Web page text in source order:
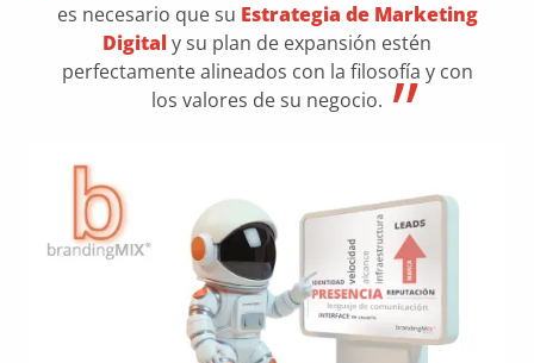
es necesario que su Estrategia de Marketing
Digital y su plan de expansión estén
perfectamente alineados con la filosofía y con
los valores de su negocio.